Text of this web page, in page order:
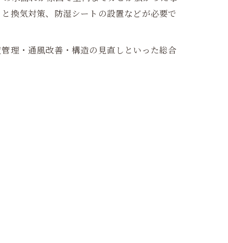
換気対策、防湿シートの設置などが必要で
理・通風改善・構造の見直しといった総合